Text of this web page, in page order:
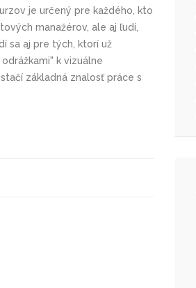
je určený pre každého, kto
manažérov, ale aj ľudí,
sa aj pre tých, ktorí už
k vizuálne
základná znalosť práce s